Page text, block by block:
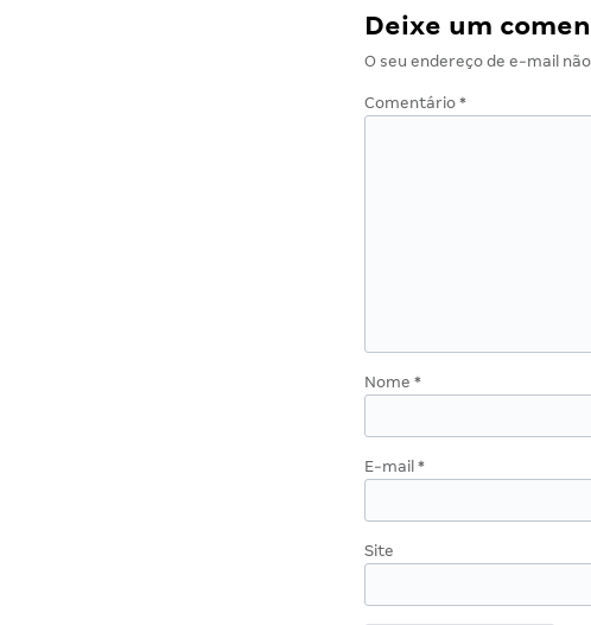
Deixe um
O seu endereço de e-mail
Comentário *
Nome *
E-mail *
Site